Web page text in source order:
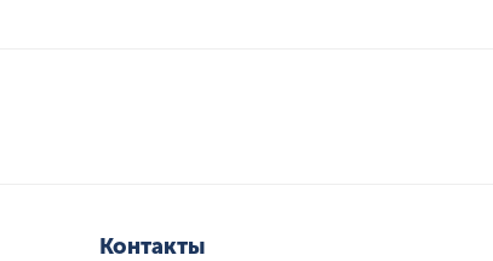
Контакты